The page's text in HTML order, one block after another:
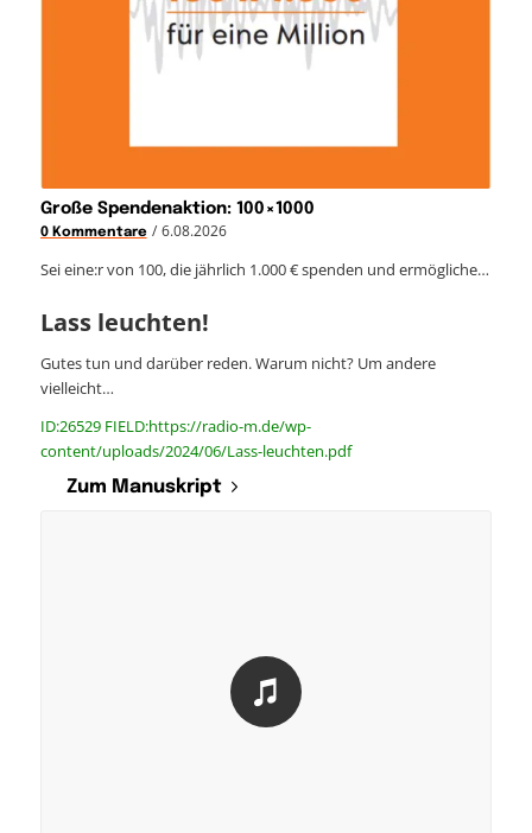
Große Spendenaktion: 100×1000
0 Kommentare / 6.08.2026
Sei eine:r von 100, die jährlich 1.000 € spenden und ermögliche…
Lass leuchten!
Gutes tun und darüber reden. Warum nicht? Um andere
vielleicht…
ID:26529 FIELD:https://radio-m.de/wp-
content/uploads/2024/06/Lass-leuchten.pdf
Zum Manuskript